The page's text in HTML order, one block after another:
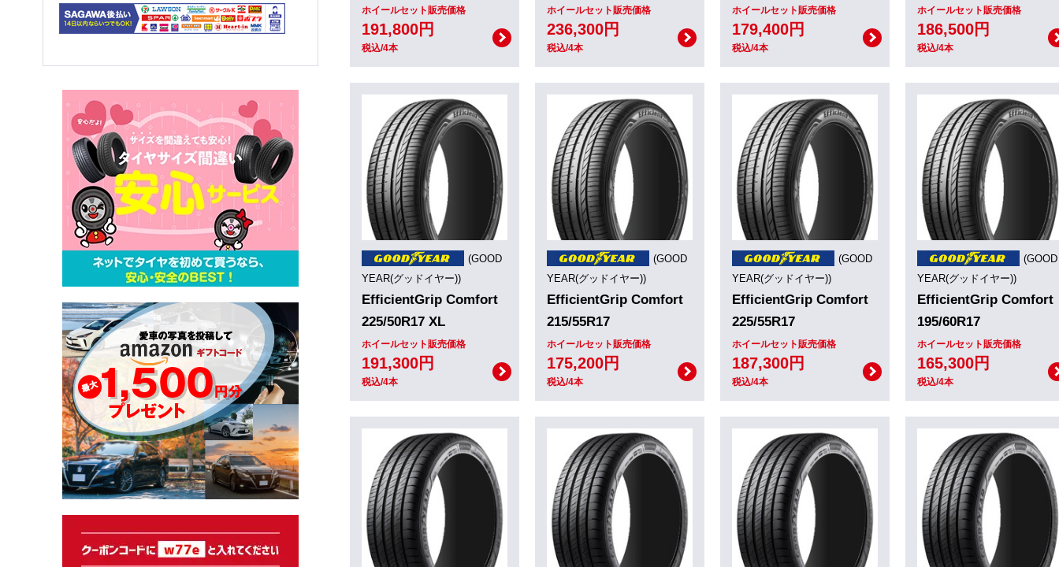
ホイールセット販売価格
191,800円
税込/4本
ホイールセット販売価格
236,300円
税込/4本
ホイールセット販売価格
179,400円
税込/4本
ホイールセット販売価格
186,500円
税込/4本
(GOOD
YEAR(グッドイヤー))
EfficientGrip Comfort
225/50R17 XL
ホイールセット販売価格
191,300円
税込/4本
(GOOD
YEAR(グッドイヤー))
EfficientGrip Comfort
215/55R17
ホイールセット販売価格
175,200円
税込/4本
(GOOD
YEAR(グッドイヤー))
EfficientGrip Comfort
225/55R17
ホイールセット販売価格
187,300円
税込/4本
(GOOD
YEAR(グッドイヤー))
EfficientGrip Comfort
195/60R17
ホイールセット販売価格
165,300円
税込/4本